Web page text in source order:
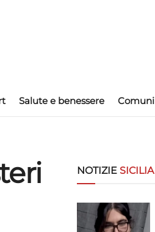
Salute e benessere Comuni
NOTIZIE SICILIA